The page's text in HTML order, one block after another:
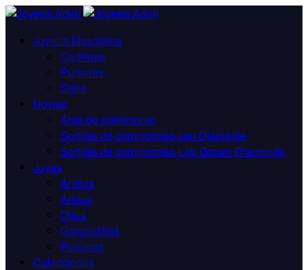
Joyería Masculina
Cadenas
Pulseras
Dijes
Novios
Aros de matrimonio
Sortijas de compromiso con Diamante
Sortijas de compromiso Lab Grown Diamonds
Joyas
Anillos
Aretes
Dijes
Gargantillas
Pulseras
Colecciones